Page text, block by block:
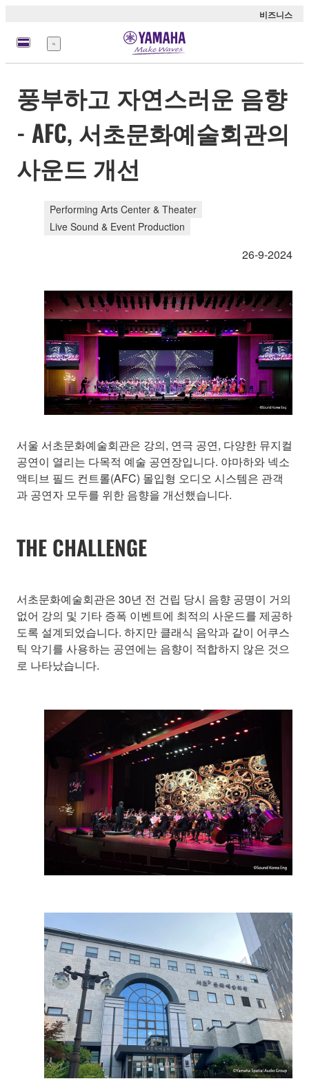
비즈니스
메
뉴
풍부하고 자연스러운 음향
- AFC, 서초문화예술회관의
사운드 개선
Performing Arts Center & Theater
Live Sound & Event Production
26-9-2024
서울 서초문화예술회관은 강의, 연극 공연, 다양한 뮤지컬
공연이 열리는 다목적 예술 공연장입니다. 야마하와 넥소
액티브 필드 컨트롤(AFC) 몰입형 오디오 시스템은 관객
과 공연자 모두를 위한 음향을 개선했습니다.
THE CHALLENGE
서초문화예술회관은 30년 전 건립 당시 음향 공명이 거의
없어 강의 및 기타 증폭 이벤트에 최적의 사운드를 제공하
도록 설계되었습니다. 하지만 클래식 음악과 같이 어쿠스
틱 악기를 사용하는 공연에는 음향이 적합하지 않은 것으
로 나타났습니다.